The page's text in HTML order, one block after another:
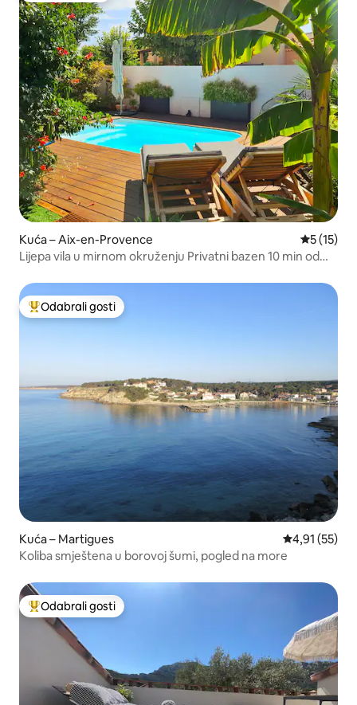
Kuća – Aix-en-Provence Prosječna
5 (15)
Lijepa vila u mirnom okruženju Privatni bazen 10 min od
Među najviše rangiranima s oznakom „Odabrali gosti”
Odabrali gosti
Kuća – Martigues Prosječna
4,91 (55)
Koliba smještena u borovoj šumi, pogled na more
Među najviše rangiranima s oznakom „Odabrali gosti”
Odabrali gosti